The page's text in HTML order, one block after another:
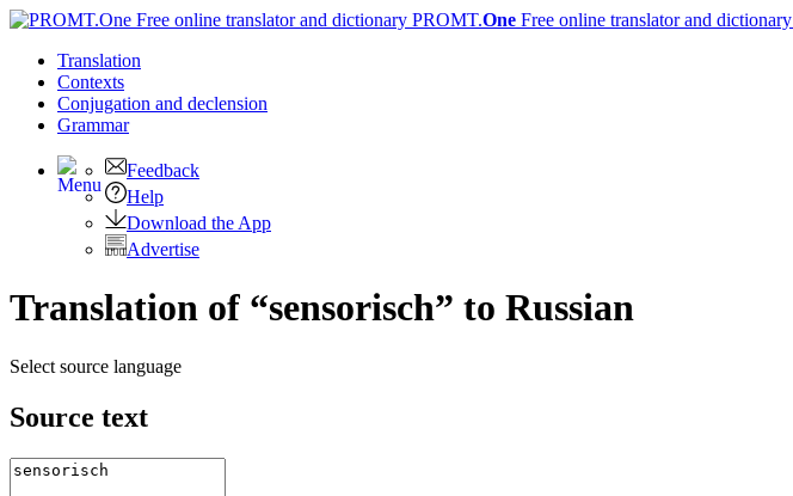
PROMT.One Free online translator and dictionary
Translation
Contexts
Conjugation and declension
Grammar
Feedback
Help
Download the App
Advertise
Translation of “sensorisch” to Russian
Select source language
Source text